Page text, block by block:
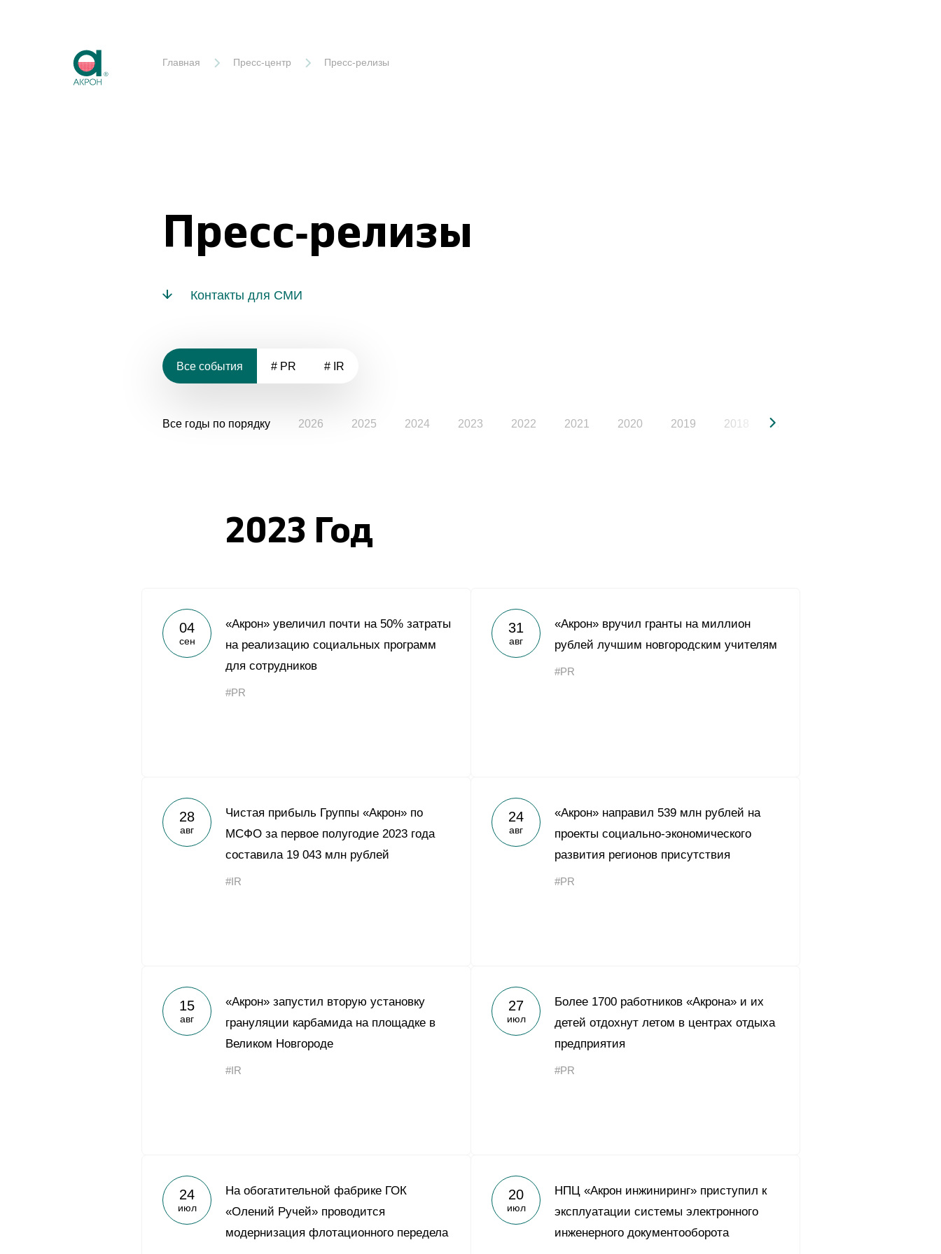
Главная Пресс-центр Пресс-релизы
Пресс-релизы
Контакты для СМИ
Все события # PR # IR
Все годы по порядку 2026 2025 2024 2023 2022 2021 2020 2019 2018
2023 Год
04
сен
«Акрон» увеличил почти на 50% затраты
на реализацию социальных программ
для сотрудников
#PR
31
авг
«Акрон» вручил гранты на миллион
рублей лучшим новгородским учителям
#PR
28
авг
Чистая прибыль Группы «Акрон» по
МСФО за первое полугодие 2023 года
составила 19 043 млн рублей
#IR
24
авг
«Акрон» направил 539 млн рублей на
проекты социально-экономического
развития регионов присутствия
#PR
15
авг
«Акрон» запустил вторую установку
грануляции карбамида на площадке в
Великом Новгороде
#IR
27
июл
Более 1700 работников «Акрона» и их
детей отдохнут летом в центрах отдыха
предприятия
#PR
24
июл
На обогатительной фабрике ГОК
«Олений Ручей» проводится
модернизация флотационного передела
20
июл
НПЦ «Акрон инжиниринг» приступил к
эксплуатации системы электронного
инженерного документооборота